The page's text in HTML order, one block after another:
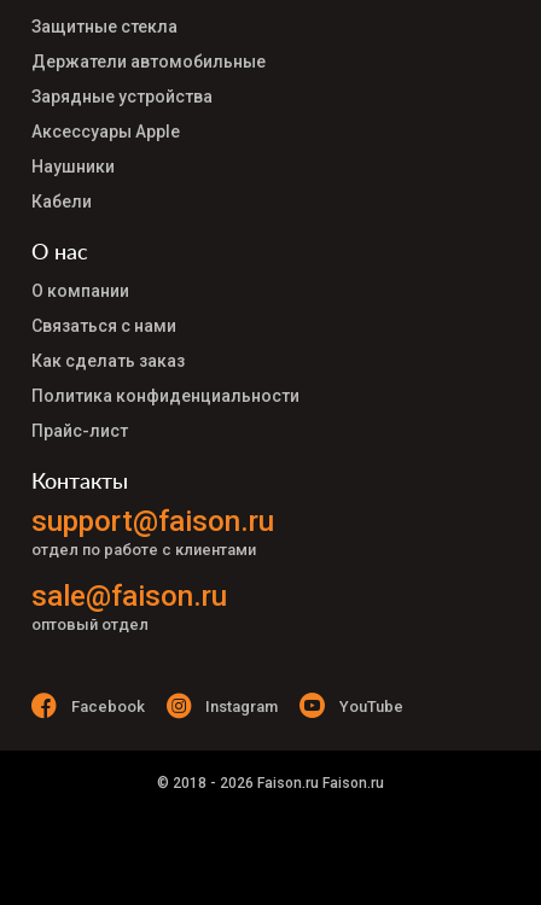
Защитные стекла
Держатели автомобильные
Зарядные устройства
Аксессуары Apple
Наушники
Кабели
О нас
О компании
Связаться с нами
Как сделать заказ
Политика конфиденциальности
Прайс-лист
Контакты
support@faison.ru
отдел по работе с клиентами
sale@faison.ru
оптовый отдел
Facebook Instagram YouTube
© 2018 - 2026 Faison.ru Faison.ru